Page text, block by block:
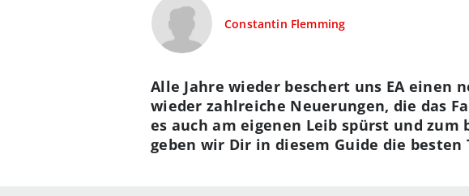
Constantin Flemming
Alle Jahre wieder beschert uns EA einen
wieder zahlreiche Neuerungen, die das
es auch am eigenen Leib spürst und
geben wir Dir in diesem Guide die besten